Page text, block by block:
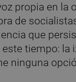
propia en la
de
que
tiempo: la
ninguna